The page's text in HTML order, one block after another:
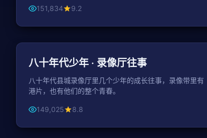
151,834 9.2
年代
121分钟
八十年代少年 · 录像厅往事
八十年代县城录像厅里几个少年的成长往事，录像带里有
港片，也有他们的整个青春。
149,025 8.8